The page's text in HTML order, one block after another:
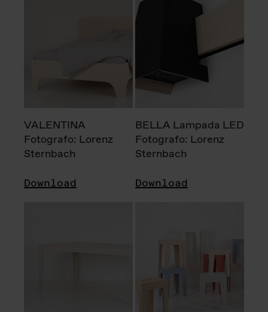
VALENTINA
Fotografo: Lorenz
Sternbach
Download
BELLA Lampada LED
Fotografo: Lorenz
Sternbach
Download